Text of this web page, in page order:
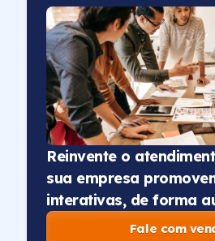
Reinvente o
sua empresa
interativas, de forma
Fale com